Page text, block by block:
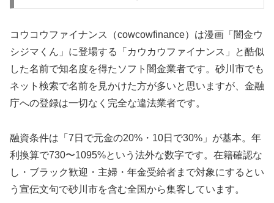
コウコウファイナンス（cowcowfinance）は漫画「闇金ウ
シジマくん」に登場する「カウカウファイナンス」と酷似
した名前で知名度を得たソフト闇金業者です。砂川市でも
ネット検索で名前を見かけた方が多いと思いますが、金融
庁への登録は一切なく完全な違法業者です。
融資条件は「7日で元金の20%・10日で30%」が基本。年
利換算で730〜1095%という法外な数字です。在籍確認な
し・ブラック歓迎・主婦・年金受給者まで対象にするとい
う宣伝文句で砂川市を含む全国から集客しています。